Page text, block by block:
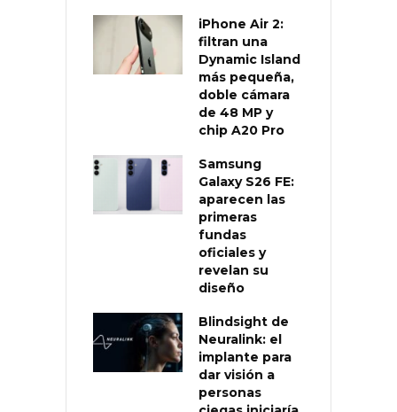
iPhone Air 2:
filtran una
Dynamic Island
más pequeña,
doble cámara
de 48 MP y
chip A20 Pro
Samsung
Galaxy S26 FE:
aparecen las
primeras
fundas
oficiales y
revelan su
diseño
Blindsight de
Neuralink: el
implante para
dar visión a
personas